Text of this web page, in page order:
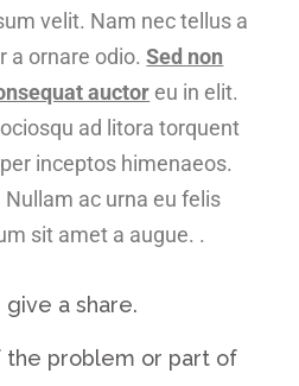
velit. Nam nec tellus a
a ornare odio.Sed non
auctor eu in elit.
ad litora torquent
inceptos himenaeos.
ac urna eu felis
sit amet a augue. .
give a share.
the problem or part of